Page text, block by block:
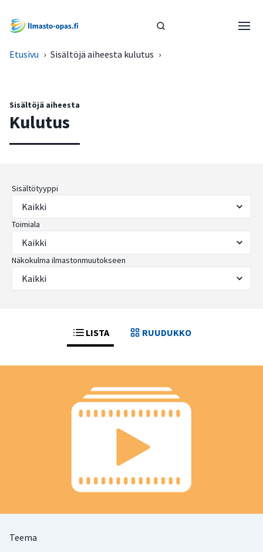
Etusivu › Sisältöjä aiheesta kulutus ›
Sisältöjä aiheesta
Kulutus
Sisältötyyppi
Toimiala
Näkokulma ilmastonmuutokseen
LISTA RUUDUKKO
Teema